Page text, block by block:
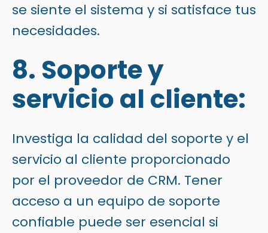
se siente el sistema y si satisface tus
necesidades.
8. Soporte y
servicio al cliente:
Investiga la calidad del soporte y el
servicio al cliente proporcionado
por el proveedor de CRM. Tener
acceso a un equipo de soporte
confiable puede ser esencial si